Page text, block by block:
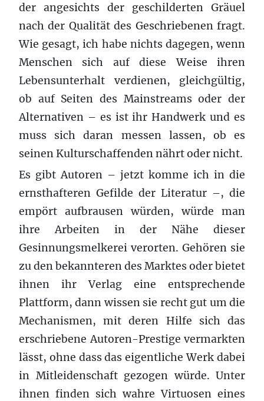
der angesichts der geschilderten Gräuel
nach der Qualität des Geschriebenen fragt.
Wie gesagt, ich habe nichts dagegen, wenn
Menschen sich auf diese Weise ihren
Lebensunterhalt verdienen, gleichgültig,
ob auf Seiten des Mainstreams oder der
Alternativen – es ist ihr Handwerk und es
muss sich daran messen lassen, ob es
seinen Kulturschaffenden nährt oder nicht.
Es gibt Autoren – jetzt komme ich in die
ernsthafteren Gefilde der Literatur –, die
empört aufbrausen würden, würde man
ihre Arbeiten in der Nähe dieser
Gesinnungsmelkerei verorten. Gehören sie
zu den bekannteren des Marktes oder bietet
ihnen ihr Verlag eine entsprechende
Plattform, dann wissen sie recht gut um die
Mechanismen, mit deren Hilfe sich das
erschriebene Autoren-Prestige vermarkten
lässt, ohne dass das eigentliche Werk dabei
in Mitleidenschaft gezogen würde. Unter
ihnen finden sich wahre Virtuosen eines